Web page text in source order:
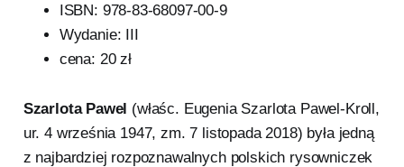
ISBN: 978-83-68097-00-9
Wydanie: III
cena: 20 zł
Szarlota Pawel (właśc. Eugenia Szarlota Pawel-Kroll,
ur. 4 września 1947, zm. 7 listopada 2018) była jedną
z najbardziej rozpoznawalnych polskich rysowniczek